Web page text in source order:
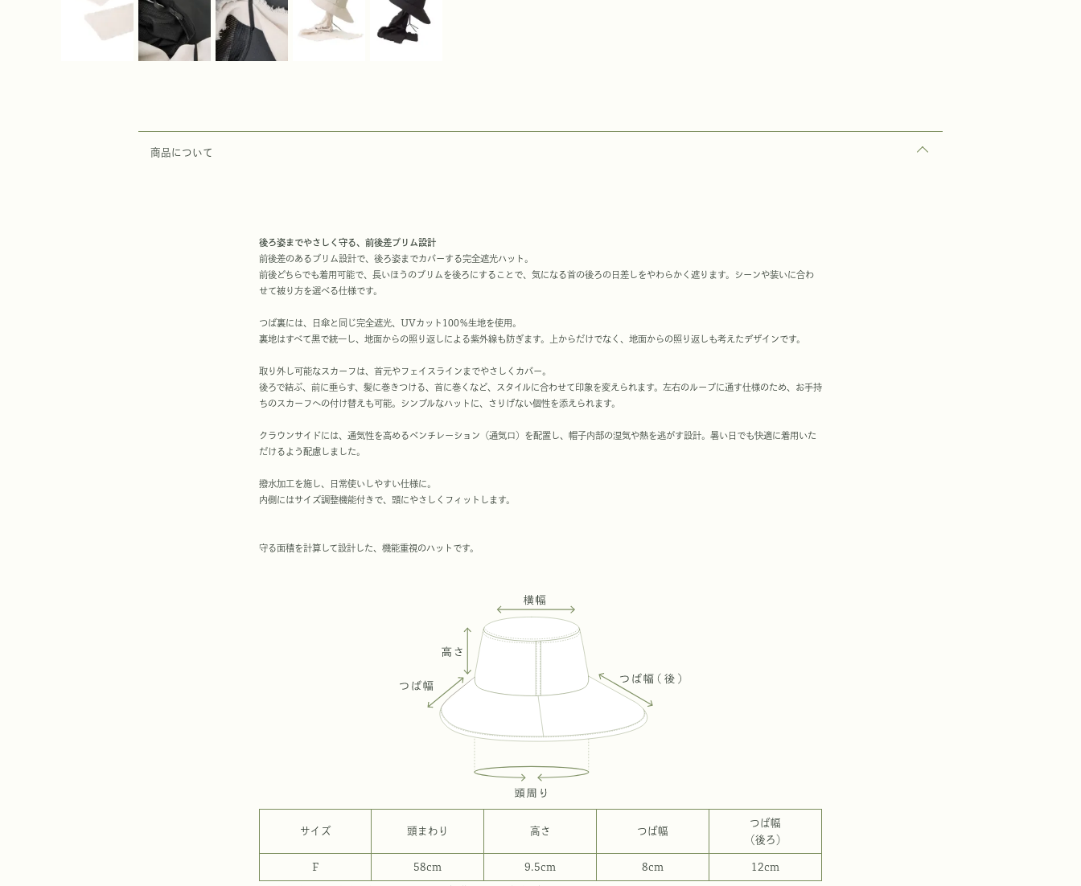
商品について
後ろ姿までやさしく守る、前後差ブリム設計
前後差のあるブリム設計で、後ろ姿までカバーする完全遮光ハット。
前後どちらでも着用可能で、長いほうのブリムを後ろにすることで、気になる首の後ろの日差しをやわらかく遮ります。シーンや装いに合わ
せて被り方を選べる仕様です。
つば裏には、日傘と同じ完全遮光、UVカット100％生地を使用。
裏地はすべて黒で統一し、地面からの照り返しによる紫外線も防ぎます。上からだけでなく、地面からの照り返しも考えたデザインです。
取り外し可能なスカーフは、首元やフェイスラインまでやさしくカバー。
後ろで結ぶ、前に垂らす、髪に巻きつける、首に巻くなど、スタイルに合わせて印象を変えられます。左右のループに通す仕様のため、お手持
ちのスカーフへの付け替えも可能。シンプルなハットに、さりげない個性を添えられます。
クラウンサイドには、通気性を高めるベンチレーション（通気口）を配置し、帽子内部の湿気や熱を逃がす設計。暑い日でも快適に着用いた
だけるよう配慮しました。
撥水加工を施し、日常使いしやすい仕様に。
内側にはサイズ調整機能付きで、頭にやさしくフィットします。
守る面積を計算して設計した、機能重視のハットです。
サイズ 頭まわり 高さ つば幅
つば幅
（後ろ）
F 58cm 9.5cm 8cm 12cm